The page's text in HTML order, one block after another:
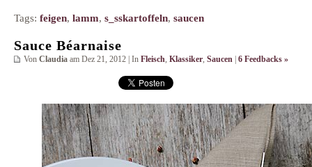
Tags: feigen, lamm, s_sskartoffeln, saucen
Sauce Béarnaise
Von Claudia am Dez 21, 2012 | In Fleisch, Klassiker, Saucen | 6 Feedbacks »